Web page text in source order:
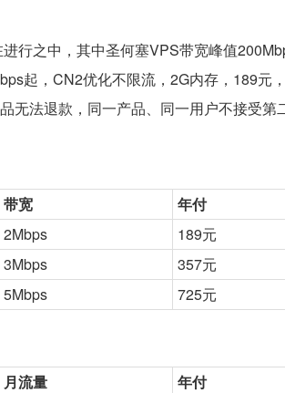
行之中，其中圣何塞VPS带宽峰值
起，CN2优化不限流，2G内存，189元
法退款，同一产品、同一用户不接受第
带宽 年付
2Mbps 189元
3Mbps 357元
5Mbps 725元
月流量 年付